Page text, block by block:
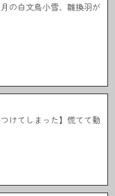
の白文鳥小雪、雛換羽が
けてしまった】慌てて動